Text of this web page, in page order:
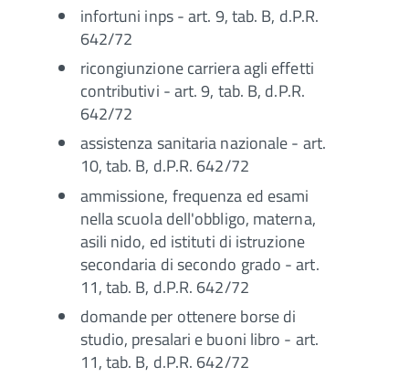
infortuni inps - art. 9, tab. B, d.P.R.
642/72
ricongiunzione carriera agli effetti
contributivi - art. 9, tab. B, d.P.R.
642/72
assistenza sanitaria nazionale - art.
10, tab. B, d.P.R. 642/72
ammissione, frequenza ed esami
nella scuola dell'obbligo, materna,
asili nido, ed istituti di istruzione
secondaria di secondo grado - art.
11, tab. B, d.P.R. 642/72
domande per ottenere borse di
studio, presalari e buoni libro - art.
11, tab. B, d.P.R. 642/72